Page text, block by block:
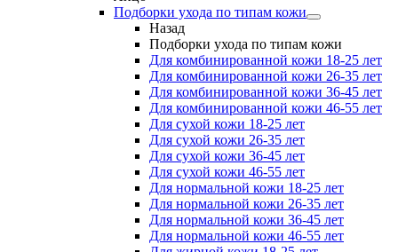
Подборки ухода по типам кожи
Назад
Подборки ухода по типам кожи
Для комбинированной кожи 18-25 лет
Для комбинированной кожи 26-35 лет
Для комбинированной кожи 36-45 лет
Для комбинированной кожи 46-55 лет
Для сухой кожи 18-25 лет
Для сухой кожи 26-35 лет
Для сухой кожи 36-45 лет
Для сухой кожи 46-55 лет
Для нормальной кожи 18-25 лет
Для нормальной кожи 26-35 лет
Для нормальной кожи 36-45 лет
Для нормальной кожи 46-55 лет